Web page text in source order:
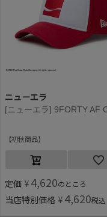
ニューエラ
初秋商品
定価 ¥ 4,620のところ
当店特別価格 ¥ 4,620税込